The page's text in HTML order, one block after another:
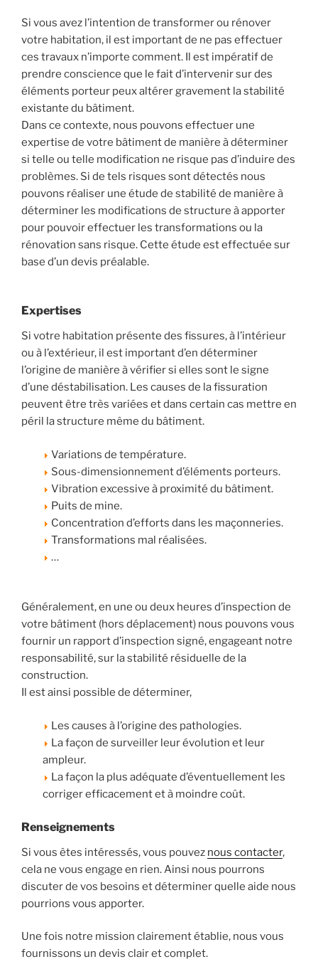
Si vous avez l’intention de transformer ou rénover
votre habitation, il est important de ne pas effectuer
ces travaux n’importe comment. Il est impératif de
prendre conscience que le fait d’intervenir sur des
éléments porteur peux altérer gravement la stabilité
existante du bâtiment.
Dans ce contexte, nous pouvons effectuer une
expertise de votre bâtiment de manière à déterminer
si telle ou telle modification ne risque pas d’induire des
problèmes. Si de tels risques sont détectés nous
pouvons réaliser une étude de stabilité de manière à
déterminer les modifications de structure à apporter
pour pouvoir effectuer les transformations ou la
rénovation sans risque. Cette étude est effectuée sur
base d’un devis préalable.
Expertises
Si votre habitation présente des fissures, à l’intérieur
ou à l’extérieur, il est important d’en déterminer
l’origine de manière à vérifier si elles sont le signe
d’une déstabilisation. Les causes de la fissuration
peuvent être très variées et dans certain cas mettre en
péril la structure même du bâtiment.
Variations de température.
Sous-dimensionnement d’éléments porteurs.
Vibration excessive à proximité du bâtiment.
Puits de mine.
Concentration d’efforts dans les maçonneries.
Transformations mal réalisées.
…
Généralement, en une ou deux heures d’inspection de
votre bâtiment (hors déplacement) nous pouvons vous
fournir un rapport d’inspection signé, engageant notre
responsabilité, sur la stabilité résiduelle de la
construction.
Il est ainsi possible de déterminer,
Les causes à l’origine des pathologies.
La façon de surveiller leur évolution et leur
ampleur.
La façon la plus adéquate d’éventuellement les
corriger efficacement et à moindre coût.
Renseignements
Si vous êtes intéressés, vous pouvez nous contacter,
cela ne vous engage en rien. Ainsi nous pourrons
discuter de vos besoins et déterminer quelle aide nous
pourrions vous apporter.
Une fois notre mission clairement établie, nous vous
fournissons un devis clair et complet.